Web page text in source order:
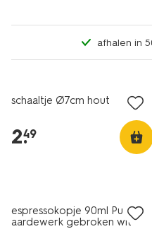
afhalen in
schaaltje Ø7cm hout
2.
49
espressokopje 90ml Puur
aardewerk gebroken wit